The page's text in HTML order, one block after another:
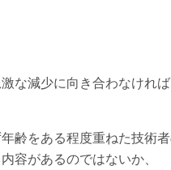
な減少に向き合わなけれ
齢をある程度重ねた技術
容があるのではないか、